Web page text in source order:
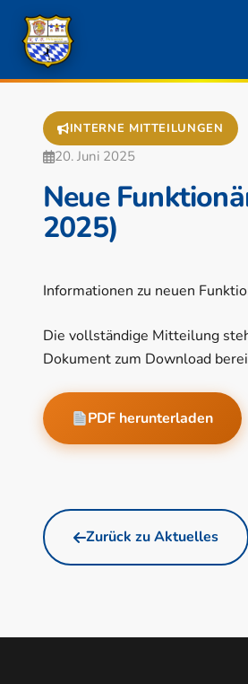
INTERNE MITTEILUNGEN
20. Juni 2025
Neue
2025)
Informationen zu neuen
Die vollständige Mitteilung
Dokument zum Download
PDF herunterladen
Zurück zu Aktuelles